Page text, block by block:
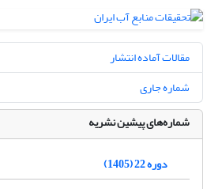
مقالات آماده انتشار
شماره جاری
شماره‌های پیشین نشریه
دوره 22 (1405)